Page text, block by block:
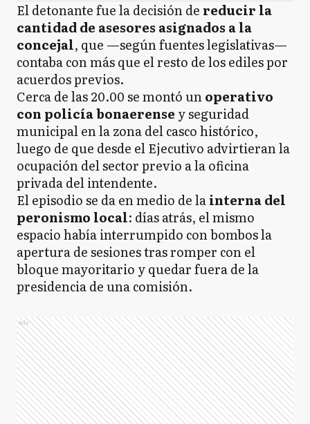
El detonante fue la decisión de reducir la
cantidad de asesores asignados a la
concejal, que —según fuentes legislativas—
contaba con más que el resto de los ediles por
acuerdos previos.
Cerca de las 20.00 se montó unoperativo
con policía bonaerense y seguridad
municipal en la zona del casco histórico,
luego de que desde el Ejecutivo advirtieran la
ocupación del sector previo a la oficina
privada del intendente.
El episodio se da en medio de lainterna del
peronismo local: días atrás, el mismo
espacio había interrumpido con bombos la
apertura de sesiones tras romper con el
bloque mayoritario y quedar fuera de la
presidencia de una comisión.
Ads